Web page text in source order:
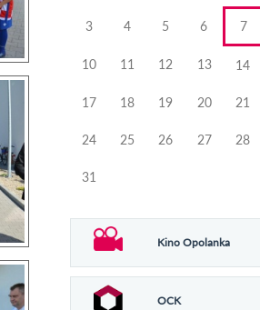
3 4 5 6 7
10 11 12 13 14
17 18 19 20 21
24 25 26 27 28
31
Kino Opolanka
OCK